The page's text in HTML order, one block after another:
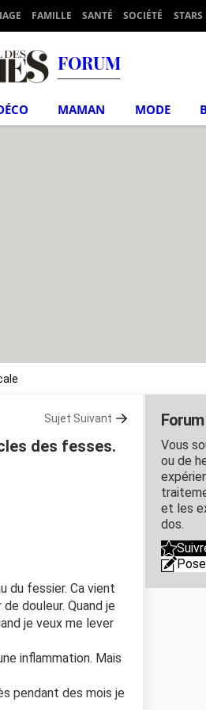
FAMILLE SANTÉ SOCIÉTÉ STARS
FORUM
MAMAN MODE
Sujet Suivant
des fesses.
du fessier. Ca vient
douleur. Quand je
je veux me lever
inflammation. Mais
pendant des mois je
Vous
ou de
et les
dos.